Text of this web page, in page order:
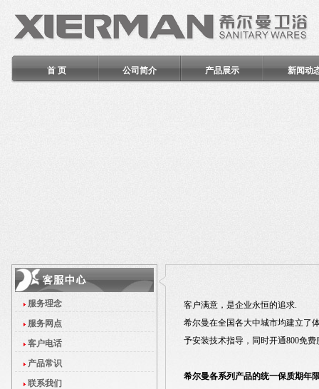
首 页 公司简介 产品展示 新闻动
服务理念
服务网点
客户电话
产品常识
联系我们
客户满意，是企业永恒的追求.
希尔曼在全国各大中城市均建立了
予安装技术指导，同时开通800免
希尔曼各系列产品的统一保质期年